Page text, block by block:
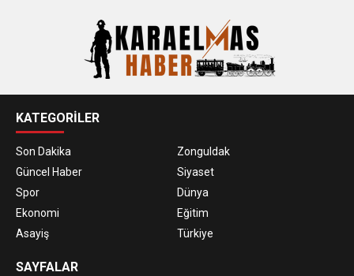
KATEGORİLER
Son Dakika
Zonguldak
Güncel Haber
Siyaset
Spor
Dünya
Ekonomi
Eğitim
Asayiş
Türkiye
SAYFALAR